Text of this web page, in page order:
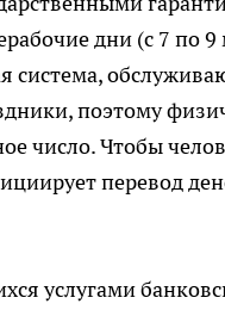
дни (с 7 по 9
система,
поэтому
число. Чтобы
перевод
услугами